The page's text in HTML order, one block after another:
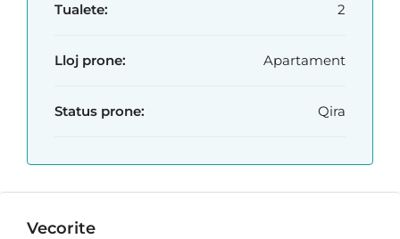
Tualete: 2
Lloj prone: Apartament
Status prone: Qira
Vecorite